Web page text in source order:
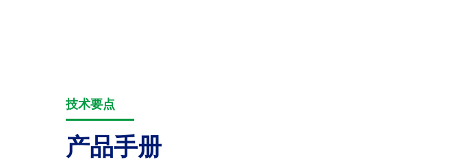
技术要点
产品手册